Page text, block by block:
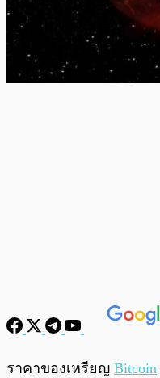
พร้อมเล่น
ราคาของเหรียญ Bitcoin